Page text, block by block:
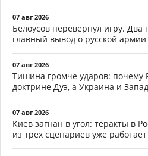
07 авг 2026
Белоусов перевернул игру. Два
главный вывод о русской армии
07 авг 2026
Тишина громче ударов: почему
доктрине Дуэ, а Украина и
07 авг 2026
Киев загнан в угол: теракты в
из трёх сценариев уже работает